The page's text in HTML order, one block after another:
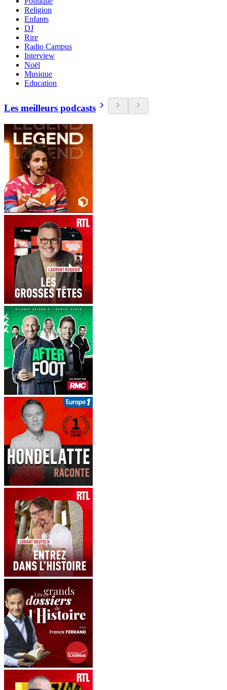
Religion
Enfants
DJ
Rire
Radio Campus
Interview
Noël
Musique
Education
Les meilleurs podcasts